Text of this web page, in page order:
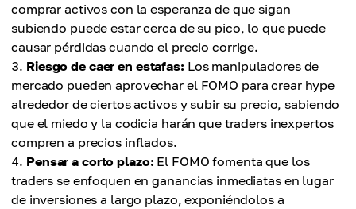
comprar activos con la esperanza de que sigan
subiendo puede estar cerca de su pico, lo que puede
causar pérdidas cuando el precio corrige.
Riesgo de caer en estafas: Los manipuladores de
mercado pueden aprovechar el FOMO para crear hype
alrededor de ciertos activos y subir su precio, sabiendo
que el miedo y la codicia harán que traders inexpertos
compren a precios inflados.
Pensar a corto plazo: El FOMO fomenta que los
traders se enfoquen en ganancias inmediatas en lugar
de inversiones a largo plazo, exponiéndolos a